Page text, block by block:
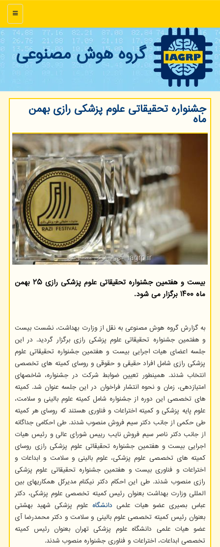
منو
گروه هوش مصنوعی
جشنواره تحقیقاتی علوم پزشکی رازی بهمن
ماه
بیست و هفتمین جشنواره تحقیقاتی علوم پزشکی رازی ۲۵ بهمن
ماه ۱۴۰۰ برگزار می شود.
به گزارش گروه هوش مصنوعی به نقل از وزارت بهداشت، نشست بیست
و هفتمین جشنواره تحقیقاتی علوم پزشکی رازی برگزار گردید. در این
جلسه اعضای هیات اجرایی بیست و هفتمین جشنواره تحقیقاتی علوم
پزشکی رازی شامل افراد حقیقی و حقوقی و روسای کمیته های تخصصی
انتخاب شدند. همینطور تعیین ضوابط شرکت در جشنواره، شاخصهای
امتیازدهی، زمان و نحوه انتشار فراخوان در این جلسه عنوان شد. کمیته
های تخصصی این دوره از جشنواره شامل کمیته علوم بالینی و سلامت،
علوم پایه پزشکی و کمیته اختراعات و فناوری هستند که روسای هر کمیته
طی حکمی از جانب دکتر سیم فروش منصوب شدند. طی احکامی جداگانه
از جانب دکتر ناصر سیم فروش نایب رییس شورای عالی و رئیس هیات
اجرایی بیست و هفتمین جشنواره تحقیقاتی علوم پزشکی رازی روسای
کمیته های تخصصی علوم پزشکی، علوم بالینی و سلامت و ابداعات و
اختراعات و فناوری بیست و هفتمین جشنواره تحقیقاتی علوم پزشکی
رازی منصوب شدند. طی این احکام دکتر نیکنام مدیرکل همکاریهای بین
المللی وزارت بهداشت بعنوان رئیس کمیته تخصصی علوم پزشکی، دکتر
عباس بصیری عضو هیات علمی دانشگاه علوم پزشکی شهید بهشتی
بعنوان رئیس کمیته تخصصی علوم بالینی و سلامت و دکتر محمدرضا آی
عضو هیات علمی دانشگاه علوم پزشکی تهران بعنوان رئیس کمیته
تخصصی ابداعات، اختراعات و فناوری جشنواره منصوب شدند.